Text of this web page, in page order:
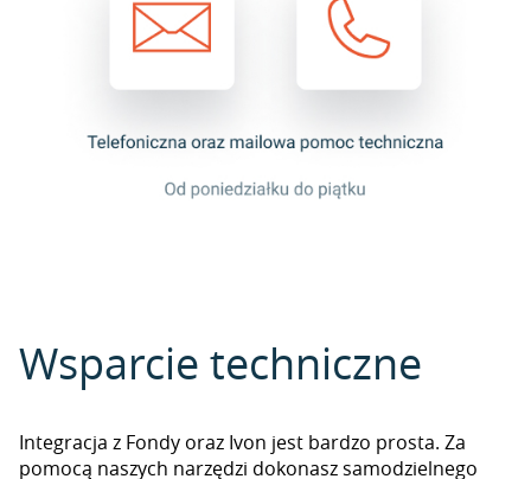
Wsparcie techniczne
Integracja z Fondy oraz Ivon jest bardzo prosta. Za
pomocą naszych narzędzi dokonasz samodzielnego